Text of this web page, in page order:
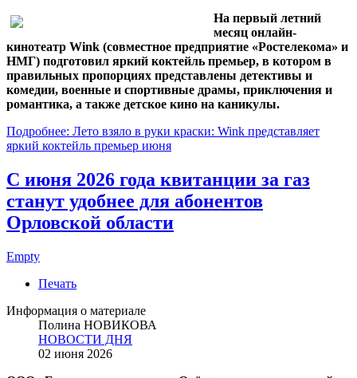
На первый летний
месяц онлайн-
кинотеатр Wink (совместное предприятие «Ростелекома» и
НМГ) подготовил яркий коктейль премьер, в котором в
правильных пропорциях представлены детективы и
комедии, военные и спортивные драмы, приключения и
романтика, а также детское кино на каникулы.
Подробнее: Лето взяло в руки краски: Wink представляет
яркий коктейль премьер июня
С июня 2026 года квитанции за газ
станут удобнее для абонентов
Орловской области
Empty
Печать
Информация о материале
Полина НОВИКОВА
НОВОСТИ ДНЯ
02 июня 2026